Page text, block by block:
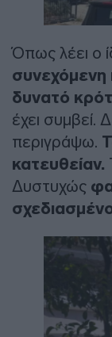
Όπως λέει ο
συνεχόμενη
δυνατό
έχει
περιγράψω.
κατευθείαν.
Δυστυχώς